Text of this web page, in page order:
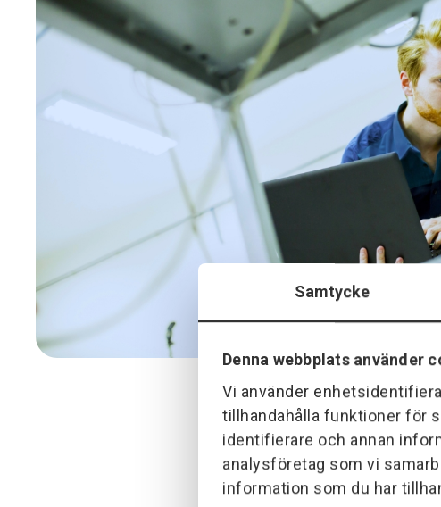
Samtycke
Denna webbplats använder
Vi använder
tillhandahålla funktioner för
identifierare och annan
analysföretag som vi
information som du har